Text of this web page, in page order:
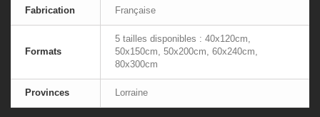
Fabrication Française
Formats
5 tailles disponibles : 40x120cm,
50x150cm, 50x200cm, 60x240cm,
80x300cm
Provinces Lorraine